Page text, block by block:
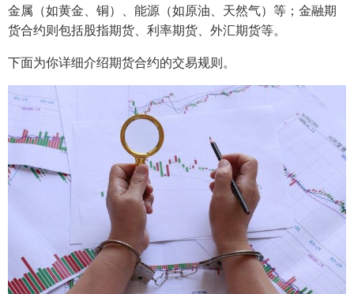
金属（如黄金、铜）、能源（如原油、天然气）等；金融期
货合约则包括股指期货、利率期货、外汇期货等。
下面为你详细介绍期货合约的交易规则。